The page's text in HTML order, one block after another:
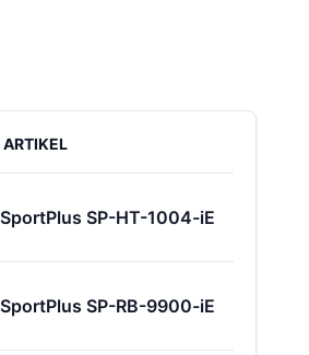
SportPlus SP-HT-1004-iE
SportPlus SP-RB-9900-iE